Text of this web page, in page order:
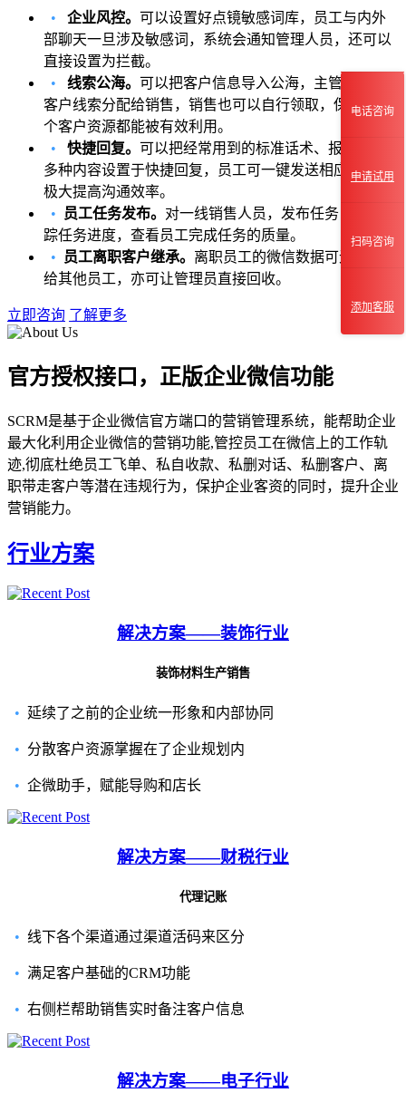
• 企业风控。
可以设置好点镜敏感词库，员工与内外
部聊天一旦涉及敏感词，系统会通知管理人员，还可以
直接设置为拦截。
•
线索公海。
可以把客户信息导入公海，主管可以把
客户线索分配给销售，销售也可以自行领取，保证每一
个客户资源都能被有效利用。
•
快捷回复。
可以把经常用到的标准话术、报价表等
多种内容设置于快捷回复，员工可一键发送相应内容，
极大提高沟通效率。
•
员工任务发布。 对一线销售人员，发布任务，及时跟
踪任务进度，查看员工完成任务的质量。
•
员工离职客户继承。 离职员工的微信数据可无缝转移
给其他员工，亦可让管理员直接回收。
立即咨询 了解更多
官方授权接口，正版企业微信功能
SCRM是基于企业微信官方端口的营销管理系统，能帮助企业
最大化利用企业微信的营销功能,管控员工在微信上的工作轨
迹,彻底杜绝员工飞单、私自收款、私删对话、私删客户、离
职带走客户等潜在违规行为，保护企业客资的同时，提升企业
营销能力。
行业方案
解决方案——装饰行业
装饰材料生产销售
• 延续了之前的企业统一形象和内部协同
• 分散客户资源掌握在了企业规划内
• 企微助手，赋能导购和店长
解决方案——财税行业
代理记账
• 线下各个渠道通过渠道活码来区分
• 满足客户基础的CRM功能
• 右侧栏帮助销售实时备注客户信息
解决方案——电子行业
电话咨询
申请试用
扫码咨询
添加客服